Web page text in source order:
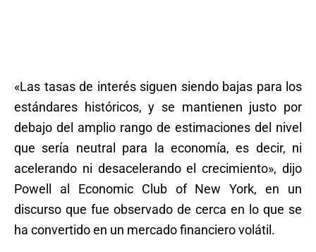
«Las tasas de interés siguen siendo bajas para los
estándares históricos, y se mantienen justo por
debajo del amplio rango de estimaciones del nivel
que sería neutral para la economía, es decir, ni
acelerando ni desacelerando el crecimiento», dijo
Powell al Economic Club of New York, en un
discurso que fue observado de cerca en lo que se
ha convertido en un mercado financiero volátil.